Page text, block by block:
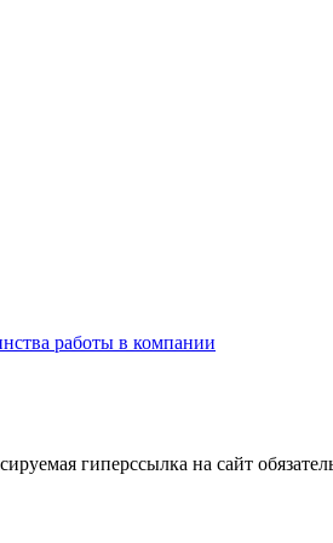
работы в компании
гиперссылка на сайт